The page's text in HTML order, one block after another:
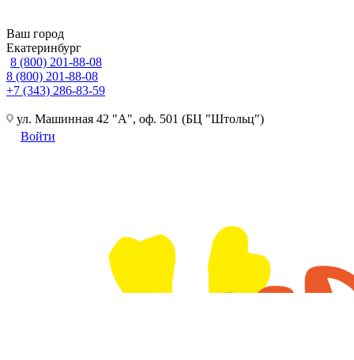
Ваш город
Екатеринбург
8 (800) 201-88-08
8 (800) 201-88-08
+7 (343) 286-83-59
ул. Машинная 42 "А", оф. 501 (БЦ "Штольц")
Войти